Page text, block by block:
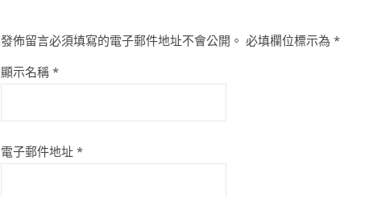
發佈留言必須填寫的電子郵件地址不會公開。 必填欄位標示為 *
顯示名稱 *
電子郵件地址 *